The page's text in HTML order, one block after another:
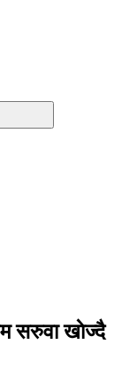
सरुवा खाेज्दै